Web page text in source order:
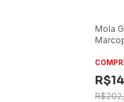
Mola